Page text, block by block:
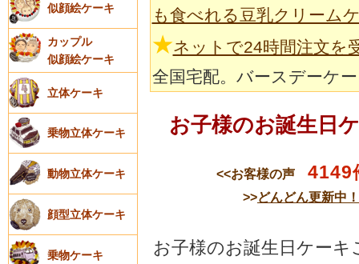
似顔絵ケーキ
カップル
似顔絵ケーキ
立体ケーキ
乗物立体ケーキ
動物立体ケーキ
顔型立体ケーキ
乗物ケーキ
も食べれる豆乳クリーム
★ネットで24時間注文を
全国宅配。バースデーケ
お子様のお誕生日
<<お客様の声 4149
>>どんどん更新中
お子様のお誕生日ケーキ